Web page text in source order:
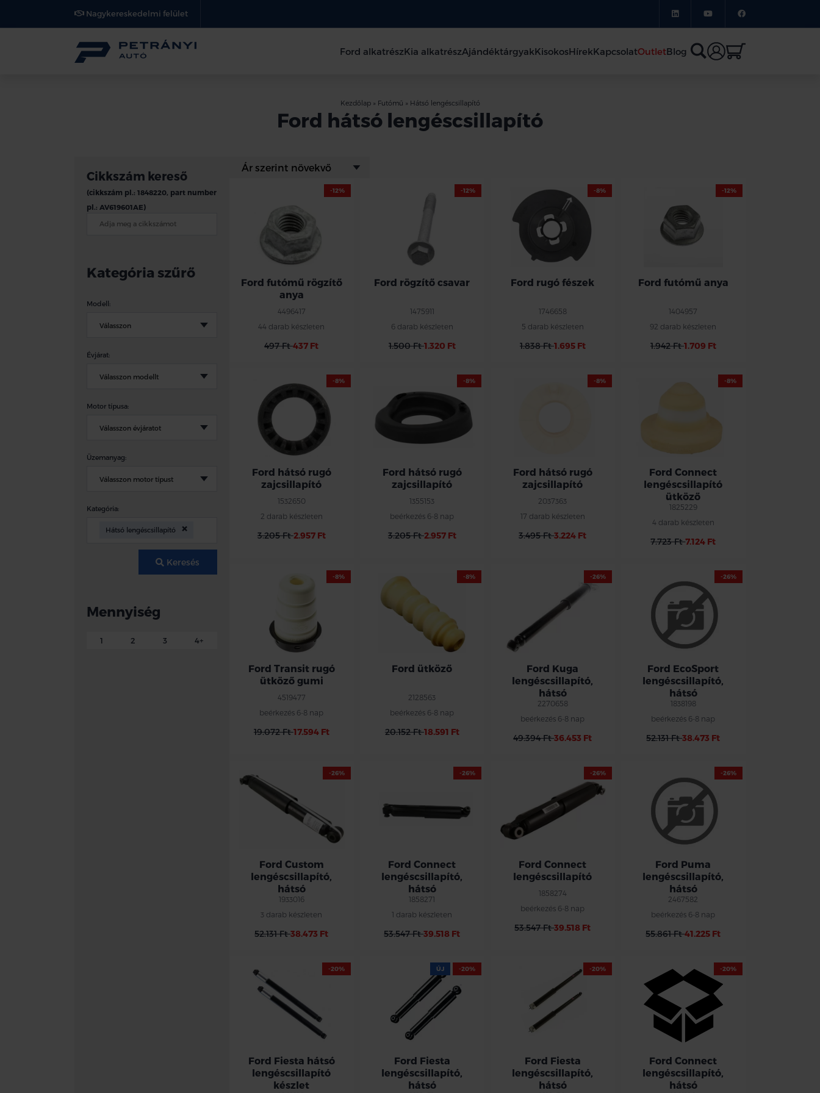
Nagykereskedelmi felület
Ford alkatrészKia alkatrészAjándéktárgyakKisokosHírekKapcsolatOutletBlog
Kezdőlap» Futómű » Hátsó lengéscsillapító
Ford hátsó lengéscsillapító
Cikkszám kereső
(cikkszám pl.: 1848220, part number
pl.: AV619601AE)
Kategória szűrő
Modell:
Évjárat:
Motor típusa:
Üzemanyag:
Kategória:
×
Hátsó lengéscsillapító
Keresés
Mennyiség
1 2 3 4+
-12%
Ford futómű rögzítő
anya
4496417
44 darab készleten
497 Ft437 Ft
-12%
Ford rögzítő csavar
1475911
6 darab készleten
1.500 Ft1.320 Ft
-8%
Ford rugó fészek
1746658
5 darab készleten
1.838 Ft1.695 Ft
-12%
Ford futómű anya
1404957
92 darab készleten
1.942 Ft1.709 Ft
-8%
Ford hátsó rugó
zajcsillapító
1532650
2 darab készleten
3.205 Ft2.957 Ft
-8%
Ford hátsó rugó
zajcsillapító
1355153
beérkezés 6-8 nap
3.205 Ft2.957 Ft
-8%
Ford hátsó rugó
zajcsillapító
2037363
17 darab készleten
3.495 Ft3.224 Ft
-8%
Ford Connect
lengéscsillapító
ütköző
1825229
4 darab készleten
7.723 Ft7.124 Ft
-8%
Ford Transit rugó
ütköző gumi
4519477
beérkezés 6-8 nap
19.072 Ft17.594 Ft
-8%
Ford ütköző
2128563
beérkezés 6-8 nap
20.152 Ft18.591 Ft
-26%
Ford Kuga
lengéscsillapító,
hátsó
2270658
beérkezés 6-8 nap
49.394 Ft36.453 Ft
-26%
Ford EcoSport
lengéscsillapító,
hátsó
1838198
beérkezés 6-8 nap
52.131 Ft38.473 Ft
-26%
Ford Custom
lengéscsillapító,
hátsó
1933016
3 darab készleten
52.131 Ft38.473 Ft
-26%
Ford Connect
lengéscsillapító,
hátsó
1858271
1 darab készleten
53.547 Ft39.518 Ft
-26%
Ford Connect
lengéscsillapító
1858274
beérkezés 6-8 nap
53.547 Ft39.518 Ft
-26%
Ford Puma
lengéscsillapító,
hátsó
2467582
beérkezés 6-8 nap
55.861 Ft41.225 Ft
-20%
Ford Fiesta hátsó
lengéscsillapító
készlet
ÚJ -20%
Ford Fiesta
lengéscsillapító,
hátsó
-20%
Ford Fiesta
lengéscsillapító,
hátsó
-20%
Ford Connect
lengéscsillapító,
hátsó